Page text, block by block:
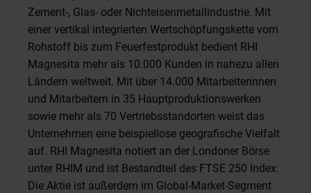
Zement-, Glas- oder Nichteisenmetallindustrie. Mit
einer vertikal integrierten Wertschöpfungskette vom
Rohstoff bis zum Feuerfestprodukt bedient RHI
Magnesita mehr als 10.000 Kunden in nahezu allen
Ländern weltweit. Mit über 14.000 Mitarbeiterinnen
und Mitarbeitern in 35 Hauptproduktionswerken
sowie mehr als 70 Vertriebsstandorten weist das
Unternehmen eine beispiellose geografische Vielfalt
auf. RHI Magnesita notiert an der Londoner Börse
unter RHIM und ist Bestandteil des FTSE 250 Index.
Die Aktie ist außerdem im Global-Market-Segment